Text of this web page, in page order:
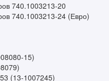
740.1003213-20
740.1003213-24 (Евро)
15)
(13-1007245)